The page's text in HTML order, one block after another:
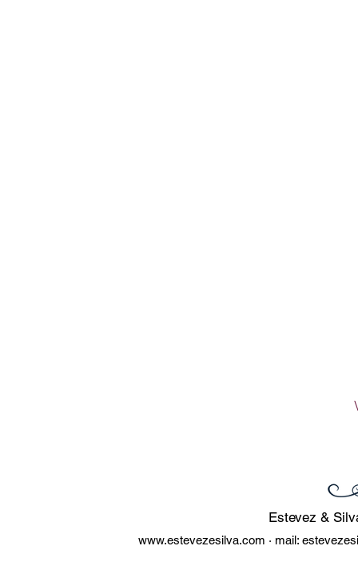
Estevez &
www.estevezesilva.com · mail: